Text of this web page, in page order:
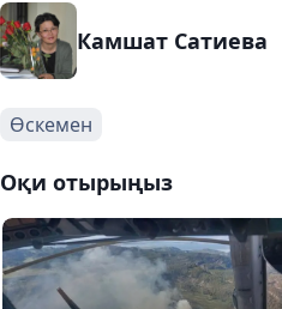
Камшат Сатиева
Өскемен
Оқи отырыңыз